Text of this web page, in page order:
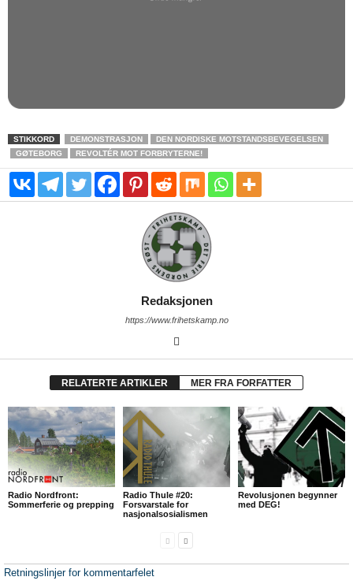
STIKKORD DEMONSTRASJON
DEN NORDISKE MOTSTANDSBEVEGELSEN
GØTEBORG
REVOLTÉR MOT FORBRYTERNE!
Redaksjonen
https://www.frihetskamp.no
RELATERTE ARTIKLER MER FRA FORFATTER
Radio Nordfront:
Sommerferie og prepping
Radio Thule #20:
Forsvarstale for
nasjonalsosialismen
Revolusjonen begynner
med DEG!
Retningslinjer for kommentarfelet